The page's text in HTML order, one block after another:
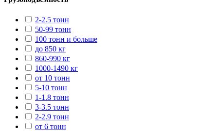
2-2.5 тонн
50-99 тонн
100 тонн и больше
до 850 кг
860-990 кг
1000-1490 кг
от 10 тонн
5-10 тонн
1-1.8 тонн
3-3.5 тонн
2-2.9 тонн
от 6 тонн